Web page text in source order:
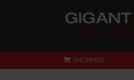
SHOPPING